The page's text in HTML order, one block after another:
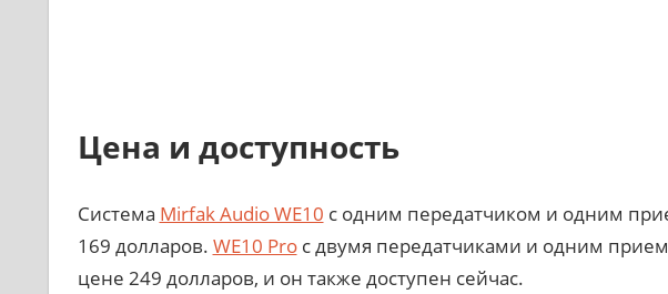
Цена и доступность
Система Mirfak Audio WE10 с одним передатчиком и одним
169 долларов. WE10 Proс двумя передатчиками и одним
цене 249 долларов, и он также доступен сейчас.